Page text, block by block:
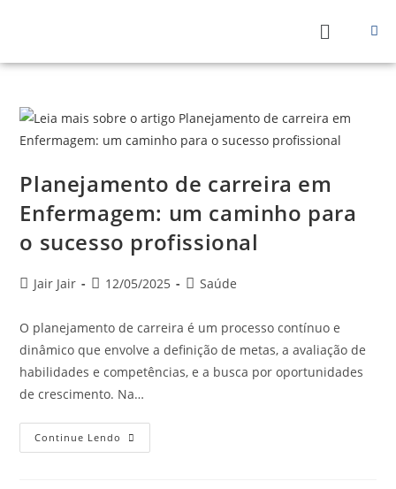
Planejamento de carreira em
Enfermagem: um caminho para
o sucesso profissional
Jair Jair 12/05/2025 Saúde
O planejamento de carreira é um processo contínuo e
dinâmico que envolve a definição de metas, a avaliação de
habilidades e competências, e a busca por oportunidades
de crescimento. Na…
Continue Lendo